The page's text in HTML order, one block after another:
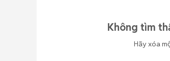
Không tìm
Hãy xóa